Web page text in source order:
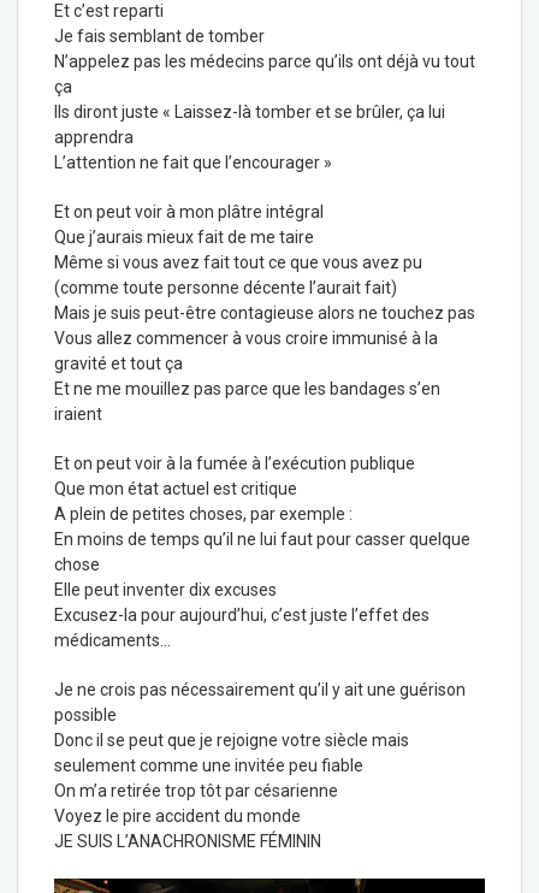
Et c’est reparti
Je fais semblant de tomber
N’appelez pas les médecins parce qu’ils ont déjà vu tout
ça
Ils diront juste « Laissez-là tomber et se brûler, ça lui
apprendra
L’attention ne fait que l’encourager »
Et on peut voir à mon plâtre intégral
Que j’aurais mieux fait de me taire
Même si vous avez fait tout ce que vous avez pu
(comme toute personne décente l’aurait fait)
Mais je suis peut-être contagieuse alors ne touchez pas
Vous allez commencer à vous croire immunisé à la
gravité et tout ça
Et ne me mouillez pas parce que les bandages s’en
iraient
Et on peut voir à la fumée à l’exécution publique
Que mon état actuel est critique
A plein de petites choses, par exemple :
En moins de temps qu’il ne lui faut pour casser quelque
chose
Elle peut inventer dix excuses
Excusez-la pour aujourd’hui, c’est juste l’effet des
médicaments…
Je ne crois pas nécessairement qu’il y ait une guérison
possible
Donc il se peut que je rejoigne votre siècle mais
seulement comme une invitée peu fiable
On m’a retirée trop tôt par césarienne
Voyez le pire accident du monde
JE SUIS L’ANACHRONISME FÉMININ